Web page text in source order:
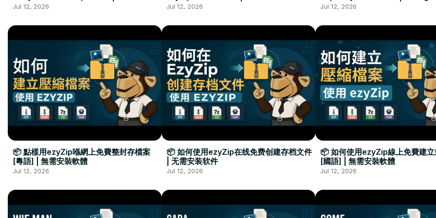
Kurulumu Gerekmez
Jul 12, 2026
Installation Required
Jul 12, 2026
Đặt Phần Mềm
Jul 12, 2026
📦 點樣用ezyZip喺網上免費整封存檔案
[粵語] | 無需安裝軟體
Jul 12, 2026
📦 如何使用ezyZip在线免费创建存档文件
| 无需安装软件
Jul 12, 2026
📦 如何使用ezyZip線上免費建
[國語] | 無需安裝軟體
Jul 12, 2026